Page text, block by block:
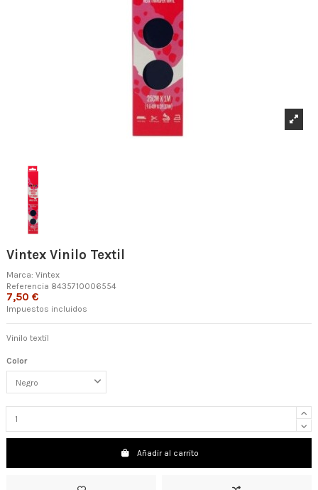
Vintex Vinilo Textil
Marca: Vintex
Referencia 8435710006554
7,50 €
Impuestos incluidos
Vinilo textil
Color
Añadir al carrito